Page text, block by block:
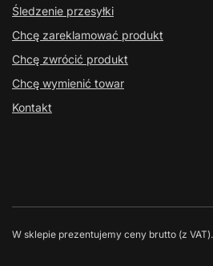
Śledzenie przesyłki
Chcę zareklamować produkt
Chcę zwrócić produkt
Chcę wymienić towar
Kontakt
W sklepie prezentujemy ceny brutto (z VAT).